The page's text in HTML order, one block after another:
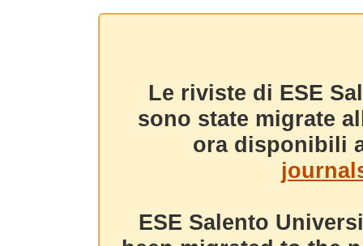
Le riviste di ESE
sono state migrate
ora disponibili
ESE Salento